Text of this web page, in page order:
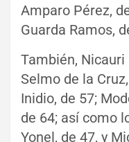
Amparo Pérez,
Guarda Ramos,
También, Nicauri
Selmo de la
Inidio, de 57;
de 64; así como
Yonel, de 47, y